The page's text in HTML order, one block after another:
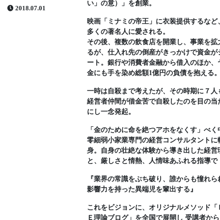
2018.07.01
い」の意）」を創業。
映画「ミナミの帝王」に衣装提供するなど
多くの著名人に愛される。
その後、複数の飲食店を開業し、事業を拡
るが、仕入れ先の倒産がきっかけで資金が
ート。銀行や消費者金融から借入のほか、
金にも手を染め総額1億円の負債を抱える
一時は自殺まで考えたが、その時期に７人
経営者仲間が借金苦で自殺したのを目の当
にし一念発起。
「金のために命を絶つアホをなくす」べく
零細弱小家業専門の経営コンサルタントに
身。自身の壮絶な体験から導き出した経営
と、厳しさと情熱、人情味あふれる指導で
『業界の常識をぶち破り、誰からも憧れら
影響力を持った異端児を輩出する』
これをビジョンに、オリジナルメソッド「
Ｅ理論ブログ」を全国で展開し 受講者か